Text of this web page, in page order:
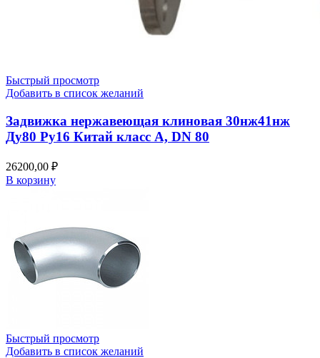
Быстрый просмотр
Добавить в список желаний
Задвижка нержавеющая клиновая 30нж41нж
Ду80 Ру16 Китай класс А, DN 80
26200,00 ₽
В корзину
Быстрый просмотр
Добавить в список желаний